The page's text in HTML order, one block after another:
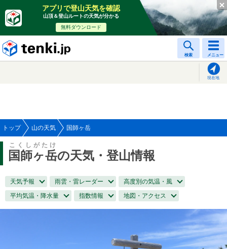
アプリで登山天気を確認
山頂＆登山ルートの天気が分かる
無料ダウンロード
検索 メニュー
現在地
トップ 山の天気 国師ヶ岳
国師ヶ岳
こくしがたけ
の天気・登山情報
天気予報 雨雲・雷レーダー
高度別の気温・風
平均気温・降水量
指数情報 地図・アクセス